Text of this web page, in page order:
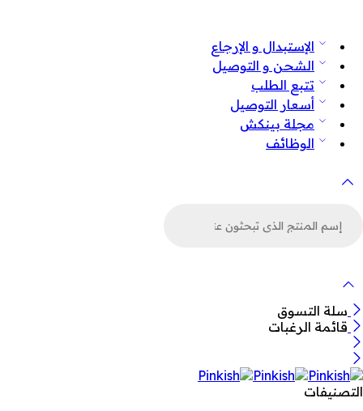
الإستبدال و الإرجاع
الشحن و التوصيل
تتبع الطلب
أسعار التوصيل
مجلة بينكش
الوظائف
سلة التسوق
قائمة الرغبات
التصنيفات